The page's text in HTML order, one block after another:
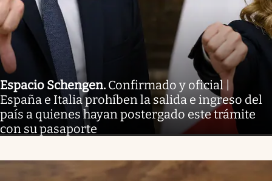
Espacio Schengen. Confirmado y oficial |
España e Italia prohíben la salida e ingreso del
país a quienes hayan postergado este trámite
con su pasaporte